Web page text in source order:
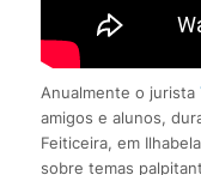
Anualmente o jurista
amigos e alunos,
Feiticeira, em
sobre temas